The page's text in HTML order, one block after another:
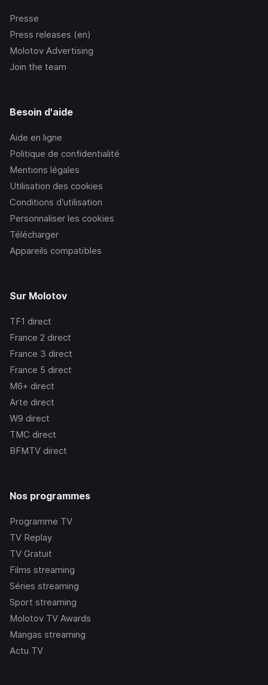
Presse
Press releases (en)
Molotov Advertising
Join the team
Besoin d'aide
Aide en ligne
Politique de confidentialité
Mentions légales
Utilisation des cookies
Conditions d’utilisation
Personnaliser les cookies
Télécharger
Appareils compatibles
Sur Molotov
TF1 direct
France 2 direct
France 3 direct
France 5 direct
M6+ direct
Arte direct
W9 direct
TMC direct
BFMTV direct
Nos programmes
Programme TV
TV Replay
TV Gratuit
Films streaming
Séries streaming
Sport streaming
Molotov TV Awards
Mangas streaming
Actu TV